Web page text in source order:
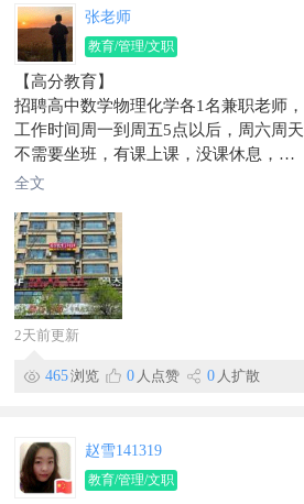
项目设计年产能80万平米，产品可应用
酒店、场馆等公共建筑，地下综合管廊
景观等工程。积极响应“一带一路”国家
理念，致力于打造全国范围内首家，且
一家，同时面向中朝俄三国市场，立足
级装配式建筑产业基地。PC是混凝土
配式建筑兴起于欧美，现在德法美日等
80%以上。PC装配式建筑，是一种标
信息有效期到2026/07/12
张老师
教育/管理/文职
【高分教育】
招聘高中数学物理化学各1名兼职老师，
工作时间周一到周五5点以后，周六周天
不需要坐班，有课上课，没课休息，
工资月薪1万左右
信息有效期到2026/09/14
联系时，请说明在【珲春圈】看到的~
全文
2天前更新
465浏览 0 人点赞 0 人扩散
赵雪141319
教育/管理/文职